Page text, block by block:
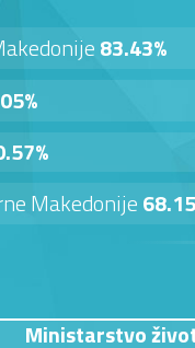
83.43%
Makedonije
Ministarstvo